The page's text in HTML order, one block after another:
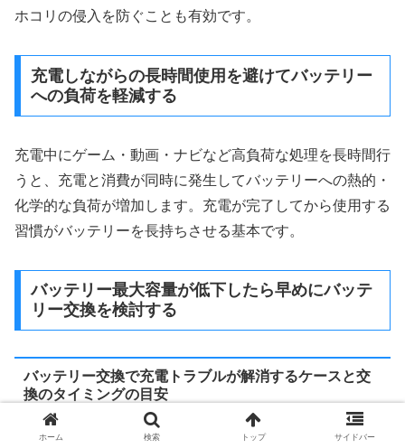
ホコリの侵入を防ぐことも有効です。
充電しながらの長時間使用を避けてバッテリー
への負荷を軽減する
充電中にゲーム・動画・ナビなど高負荷な処理を長時間行
うと、充電と消費が同時に発生してバッテリーへの熱的・
化学的な負荷が増加します。充電が完了してから使用する
習慣がバッテリーを長持ちさせる基本です。
バッテリー最大容量が低下したら早めにバッテ
リー交換を検討する
バッテリー交換で充電トラブルが解消するケースと交
換のタイミングの目安
ホーム 検索 トップ サイドバー